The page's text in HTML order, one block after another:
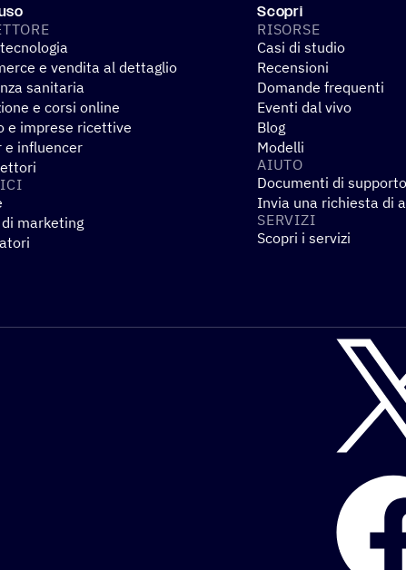
e vendita al dettaglio
sanitaria
e corsi online
e imprese ricettive
e influencer
marketing
Scopri
RISORSE
Casi di studio
Recensioni
Domande frequenti
Eventi dal vivo
Blog
Modelli
AIUTO
Documenti di supporto
Invia una richiesta di
SERVIZI
Scopri i servizi